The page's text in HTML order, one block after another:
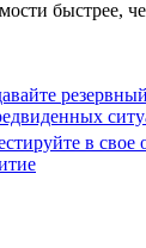
быстрее,
в свое